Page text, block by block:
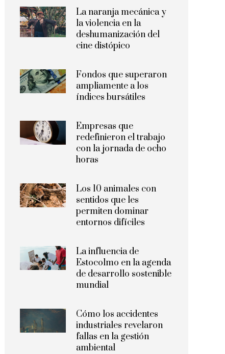
La naranja mecánica y
la violencia en la
deshumanización del
cine distópico
Fondos que superaron
ampliamente a los
índices bursátiles
Empresas que
redefinieron el trabajo
con la jornada de ocho
horas
Los 10 animales con
sentidos que les
permiten dominar
entornos difíciles
La influencia de
Estocolmo en la agenda
de desarrollo sostenible
mundial
Cómo los accidentes
industriales revelaron
fallas en la gestión
ambiental